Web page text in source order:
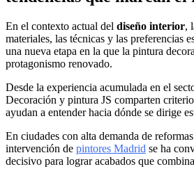
En el contexto actual del diseño interior,
materiales, las técnicas y las preferencias
una nueva etapa en la que la pintura
protagonismo renovado.
Desde la experiencia acumulada en el
Decoración y pintura JS comparten
ayudan a entender hacia dónde se dirige
En ciudades con alta demanda de
intervención de pintores Madrid se ha
decisivo para lograr acabados que